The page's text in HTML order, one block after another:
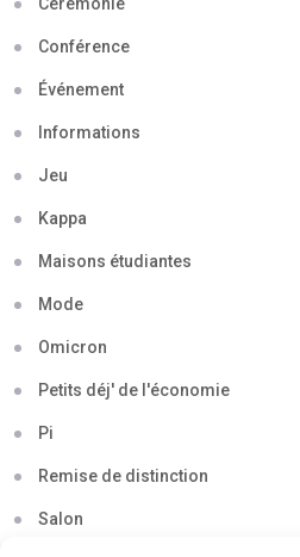
Conférence
Événement
Informations
Jeu
Kappa
Maisons étudiantes
Mode
Omicron
Petits déj' de l'économie
Pi
Remise de distinction
Salon